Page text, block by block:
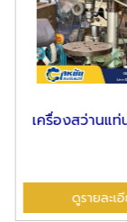
เครื่องสว่านแท่
ดูรายละเ